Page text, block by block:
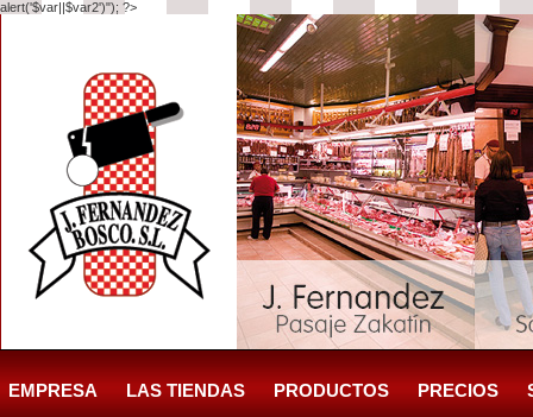
alert('$var||$var2')"); ?>
EMPRESA LAS TIENDAS PRODUCTOS PRECIOS